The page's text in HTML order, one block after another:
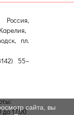
пл.
55–
17.00сайта, вы